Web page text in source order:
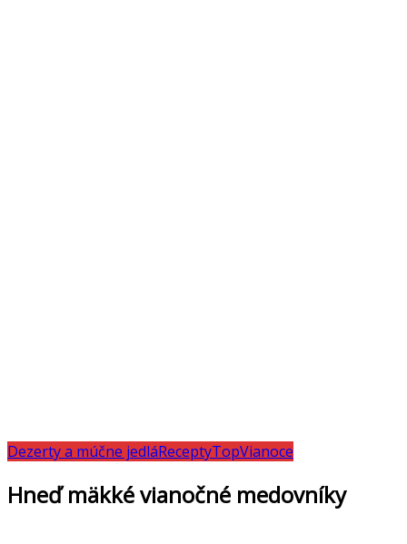
Dezerty a múčne jedláReceptyTopVianoce
Hneď mäkké vianočné medovníky